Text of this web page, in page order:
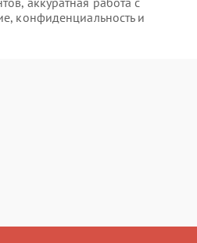
конфиденциальность и